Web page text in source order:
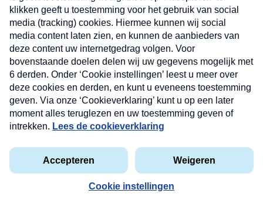
Privacyverklaring
Cookieverklaring
Kwetsbaarheid melden
Copyright © 2026 MAX Vandaag - Omroep MAX
Nieuwsbrief
Neem hier een gratis abonnement op onze
nieuwsbrief. Elke vrijdag- en dinsdagochtend in uw